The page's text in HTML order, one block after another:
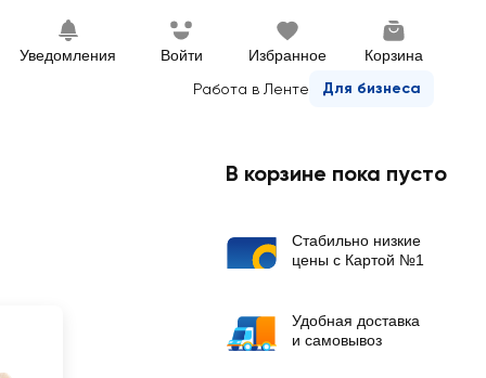
Уведомления Войти Избранное
Корзина
Работа в Ленте
Для бизнеса
В корзине пока пусто
Стабильно низкие
цены с Картой №1
Удобная доставка
и самовывоз